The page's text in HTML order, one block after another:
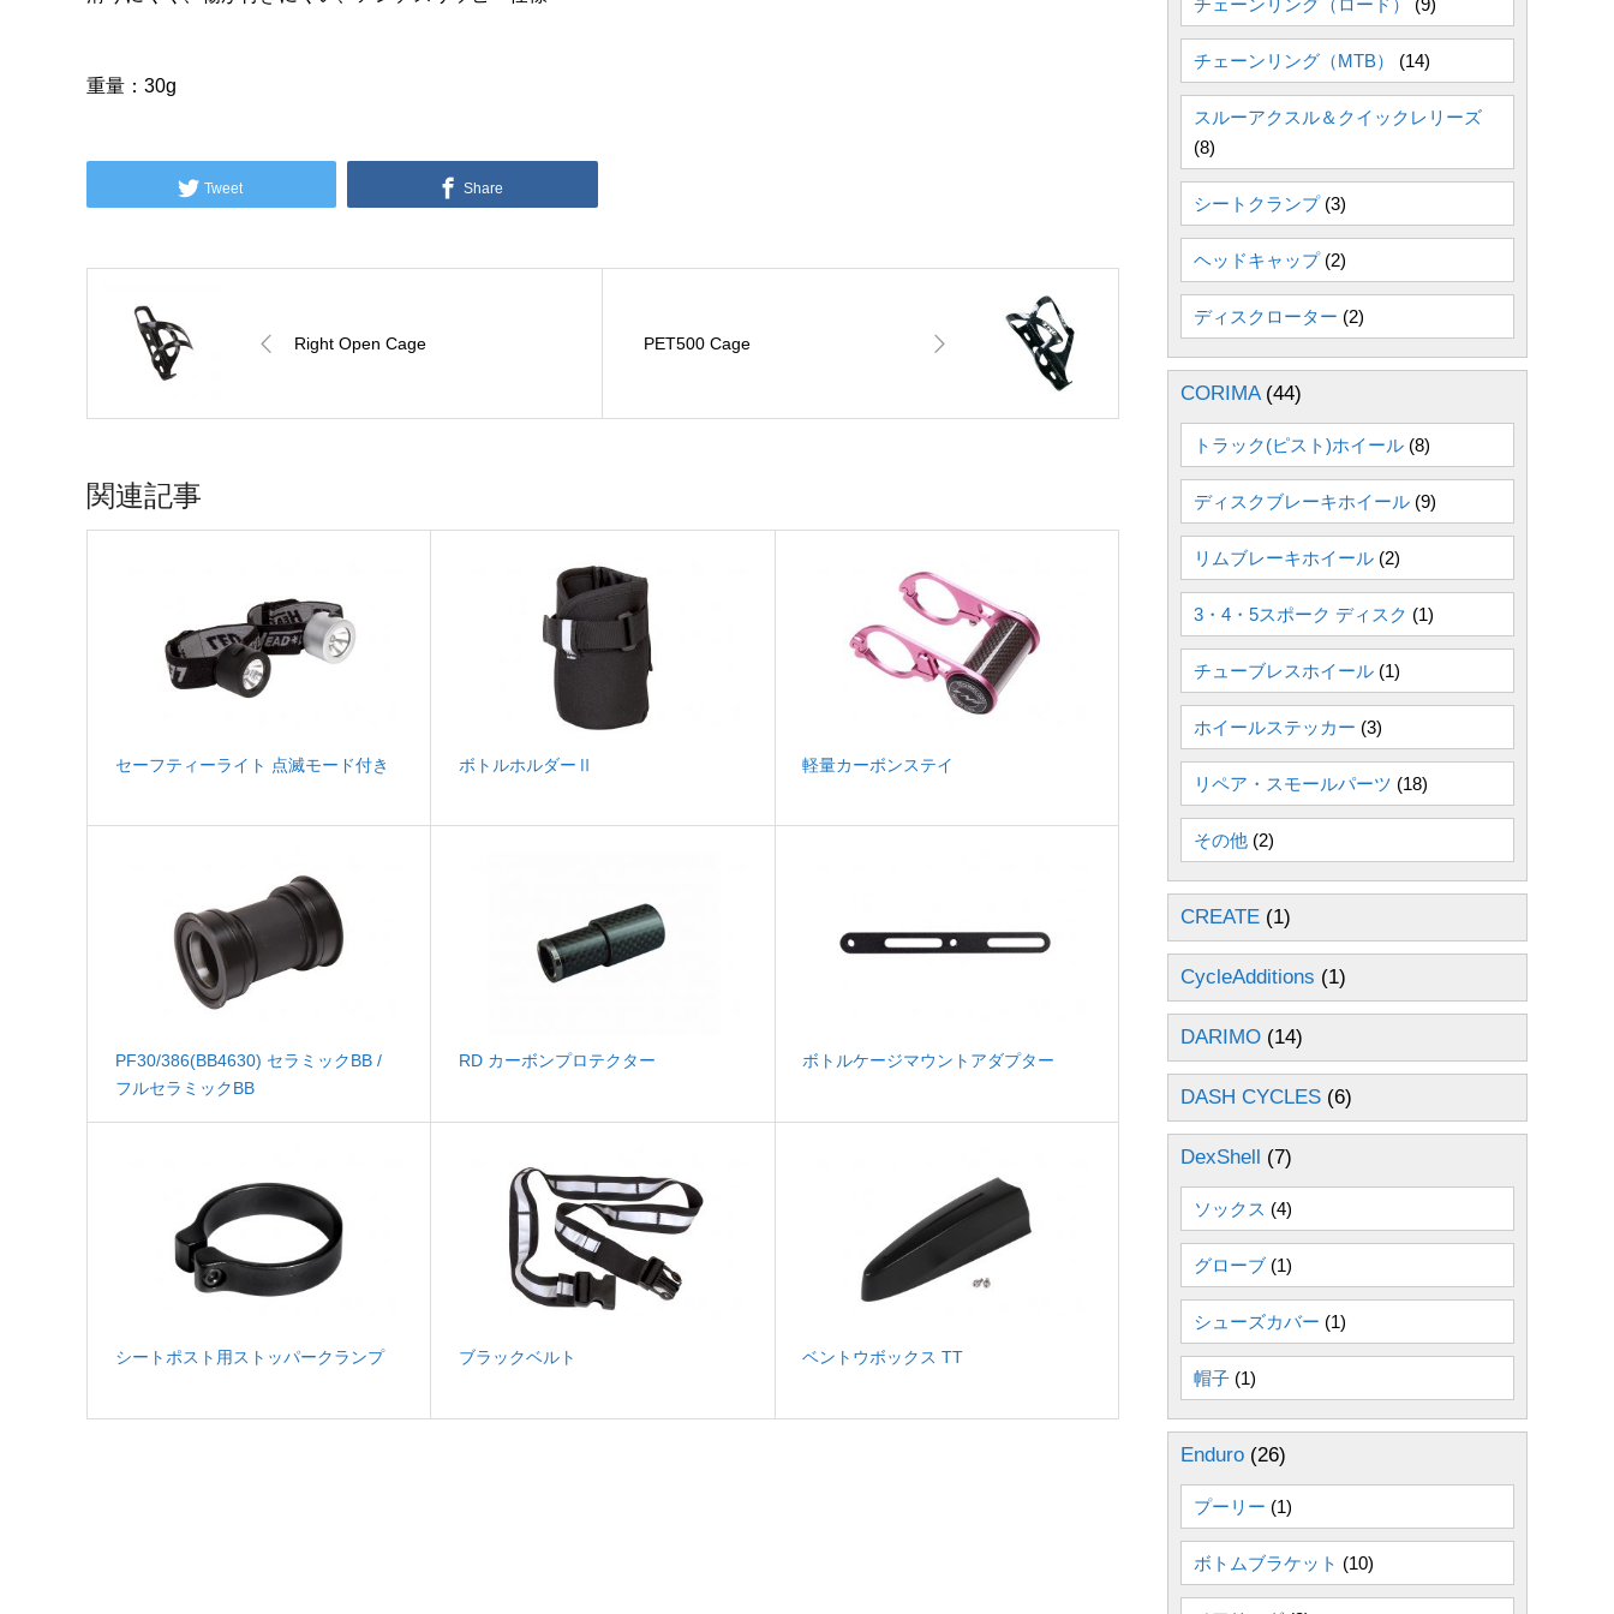
重量：30g
Tweet Share
Right Open Cage PET500 Cage
関連記事
セーフティーライト 点滅モード付き ボトルホルダーⅡ 軽量カーボンステイ
PF30/386(BB4630) セラミックBB /
フルセラミックBB
RD カーボンプロテクター ボトルケージマウントアダプター
シートポスト用ストッパークランプ ブラックベルト ベントウボックス TT
チェーンリング（ロード） (9)
チェーンリング（MTB） (14)
スルーアクスル＆クイックレリーズ
(8)
シートクランプ(3)
ヘッドキャップ(2)
ディスクローター (2)
CORIMA(44)
トラック(ピスト)ホイール (8)
ディスクブレーキホイール (9)
リムブレーキホイール (2)
3・4・5スポーク ディスク (1)
チューブレスホイール (1)
ホイールステッカー (3)
リペア・スモールパーツ (18)
その他 (2)
CREATE (1)
CycleAdditions (1)
DARIMO (14)
DASH CYCLES (6)
DexShell (7)
ソックス (4)
グローブ (1)
シューズカバー (1)
帽子 (1)
Enduro (26)
プーリー (1)
ボトムブラケット (10)